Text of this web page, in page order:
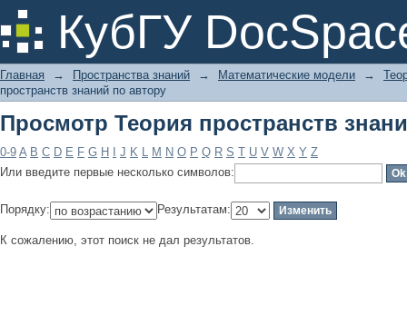
КубГУ
Просмотр Теория пространств
Главная → Пространства знаний → Математические модели →
пространств знаний по автору
Просмотр Теория пространств
0-9 A B C D E F G H J K L M N O P Q R S T U V W X Y Z
Или введите первые несколько символов:
Порядку: Результатам:
К сожалению, этот поиск не дал результатов.